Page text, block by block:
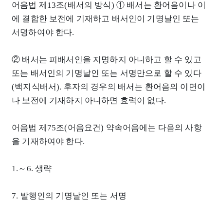
어음법 제13조(배서의 방식) ① 배서는 환어음이나 이
에 결합한 보전에 기재하고 배서인이 기명날인 또는
서명하여야 한다.
② 배서는 피배서인을 지명하지 아니하고 할 수 있고
또는 배서인의 기명날인 또는 서명만으로 할 수 있다
(백지식배서). 후자의 경우의 배서는 환어음의 이면이
나 보전에 기재하지 아니하면 효력이 없다.
어음법 제75조(어음요건) 약속어음에는 다음의 사항
을 기재하여야 한다.
1.～6. 생략
7. 발행인의 기명날인 또는 서명